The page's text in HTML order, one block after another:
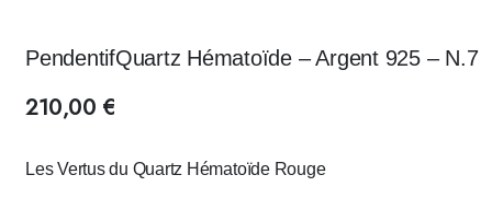
PendentifQuartz Hématoïde – Argent 925 – N.7
210,00 €
Les Vertus du Quartz Hématoïde Rouge